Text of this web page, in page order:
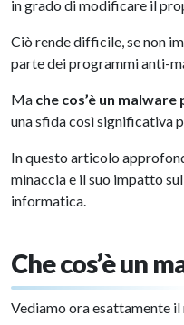
in grado di modificare il
Ciò rende difficile, se non
parte dei programmi anti-
Ma che cos’è un
una sfida così significativa
In questo articolo
minaccia e il suo impatto
informatica.
Che cos’è un
Vediamo ora esattamente